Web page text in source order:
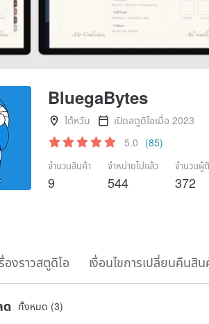
BluegaBytes
ไต้หวัน
เปิดสตูดิโอเมื่อ 2023
5.0 (85)
จำนวนสินค้า
9
จำหน่ายไปแล้ว
544
จำนวนผู้
372
องราวสตูดิโอ เงื่อนไขการเปลี่ยนคืนสิน
ด ทั้งหมด (3)